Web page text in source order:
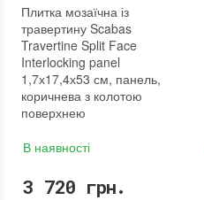
Плитка мозаїчна із
травертину Scabas
Travertine Split Face
Interlocking panel
1,7х17,4х53 см, панель,
коричнева з колотою
поверхнею
В наявності
3 720 грн.